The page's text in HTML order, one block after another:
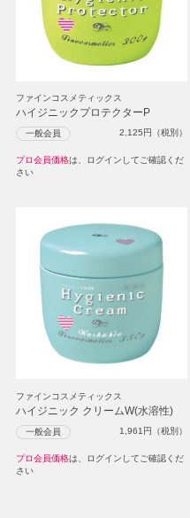
ファインコスメティックス
ハイジニックプロテクターP
一般会員 2,125円（税別）
プロ会員価格は、ログインしてご確認くだ
さい
ファインコスメティックス
ハイジニック クリームW(水溶性)
一般会員 1,961 円（税別）
プロ会員価格は、ログインしてご確認くだ
さい